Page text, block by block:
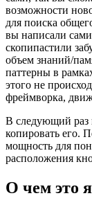
возможности
для поиска
вы написали
скопипастили
объем знаний/
паттерны в
этого не
фреймворка,
В следующий раз
копировать его.
мощность для
расположения
О чем это